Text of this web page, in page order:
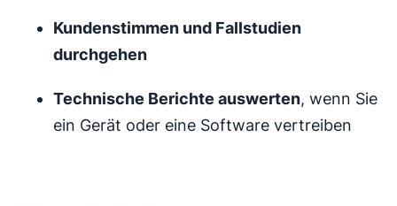
Kundenstimmen und Fallstudien
durchgehen
Technische Berichte auswerten, wenn Sie
ein Gerät oder eine Software vertreiben